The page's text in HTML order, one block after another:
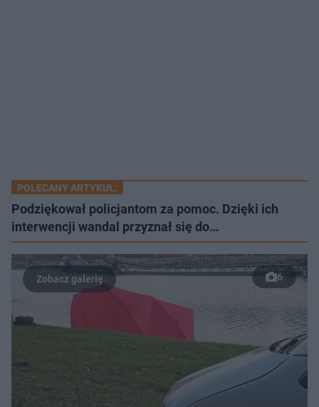
POLECANY ARTYKUŁ:
Podziękował policjantom za pomoc. Dzięki ich
interwencji wandal przyznał się do…
6